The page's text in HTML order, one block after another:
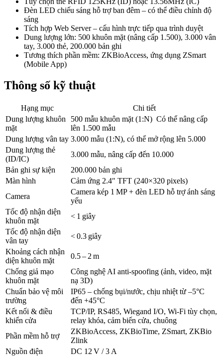
Đèn LED chiếu sáng hỗ trợ ban đêm – có thể điều chỉnh độ
sáng
Tích hợp Web Server – cấu hình trực tiếp qua trình duyệt
Dung lượng lớn: 500 khuôn mặt (nâng cấp 1.500), 3.000 vân
tay, 3.000 thẻ, 200.000 bản ghi
Tương thích phần mềm: ZKBioAccess, ứng dụng ZSmart
(Mobile App)
Thông số kỹ thuật
Hạng mục
Chi tiết
Dung lượng khuôn
mặt
500 mẫu khuôn mặt (1:N) Có thể nâng cấp
lên 1.500 mẫu
Dung lượng vân tay 3.000 mẫu (1:N), có thể mở rộng lên 5.000
Dung lượng thẻ
(ID/IC)
3.000 mẫu, nâng cấp đến 10.000
Bản ghi sự kiện
200.000 bản ghi
Màn hình
Cảm ứng 2.4″ TFT (240×320 pixels)
Camera
Camera kép 1 MP + đèn LED hỗ trợ ánh sáng
yếu
Tốc độ nhận diện
khuôn mặt
< 1 giây
Tốc độ nhận diện
vân tay
< 0.3 giây
Khoảng cách nhận
diện khuôn mặt
0.5 – 2 m
Chống giả mạo
khuôn mặt
Công nghệ AI anti‑spoofing (ảnh, video, mặt
nạ 3D)
Chuẩn bảo vệ môi
trường
IP65 – chống bụi/nước, chịu nhiệt từ –5°C
đến +45°C
Kết nối & điều
khiển cửa
TCP/IP, RS485, Wiegand I/O, Wi‑Fi tùy chọn,
relay khóa, cảm biến cửa, chuông
Phần mềm hỗ trợ
ZKBioAccess, ZKBioTime, ZSmart, ZKBio
Zlink
Nguồn điện
DC 12 V / 3 A